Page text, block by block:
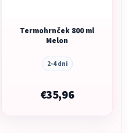
Termohrnček 800 ml
Melon
2-4 dni
€35,96